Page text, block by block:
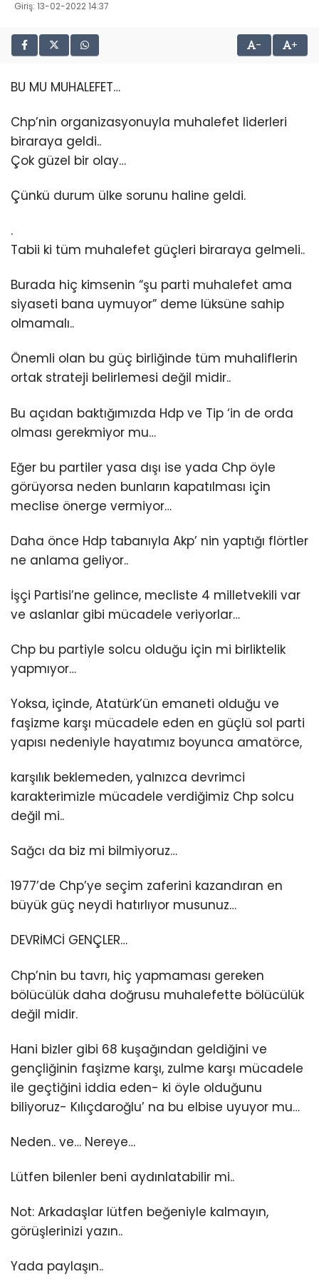
Giriş: 13-02-2022 14:37
- +
BU MU MUHALEFET…
Chp’nin organizasyonuyla muhalefet liderleri
biraraya geldi..
Çok güzel bir olay…
Çünkü durum ülke sorunu haline geldi.
.
Tabii ki tüm muhalefet güçleri biraraya gelmeli..
Burada hiç kimsenin “şu parti muhalefet ama
siyaseti bana uymuyor” deme lüksüne sahip
olmamalı..
Önemli olan bu güç birliğinde tüm muhaliflerin
ortak strateji belirlemesi değil midir..
Bu açıdan baktığımızda Hdp ve Tip ‘in de orda
olması gerekmiyor mu…
Eğer bu partiler yasa dışı ise yada Chp öyle
görüyorsa neden bunların kapatılması için
meclise önerge vermiyor…
Daha önce Hdp tabanıyla Akp’ nin yaptığı flörtler
ne anlama geliyor..
İşçi Partisi’ne gelince, mecliste 4 milletvekili var
ve aslanlar gibi mücadele veriyorlar…
Chp bu partiyle solcu olduğu için mi birliktelik
yapmıyor…
Yoksa, içinde, Atatürk’ün emaneti olduğu ve
faşizme karşı mücadele eden en güçlü sol parti
yapısı nedeniyle hayatımız boyunca amatörce,
karşılık beklemeden, yalnızca devrimci
karakterimizle mücadele verdiğimiz Chp solcu
değil mi..
Sağcı da biz mi bilmiyoruz…
1977’de Chp’ye seçim zaferini kazandıran en
büyük güç neydi hatırlıyor musunuz…
DEVRİMCİ GENÇLER…
Chp’nin bu tavrı, hiç yapmaması gereken
bölücülük daha doğrusu muhalefette bölücülük
değil midir.
Hani bizler gibi 68 kuşağından geldiğini ve
gençliğinin faşizme karşı, zulme karşı mücadele
ile geçtiğini iddia eden- ki öyle olduğunu
biliyoruz- Kılıçdaroğlu’ na bu elbise uyuyor mu…
Neden.. ve… Nereye…
Lütfen bilenler beni aydınlatabilir mi..
Not: Arkadaşlar lütfen beğeniyle kalmayın,
görüşlerinizi yazın..
Yada paylaşın..